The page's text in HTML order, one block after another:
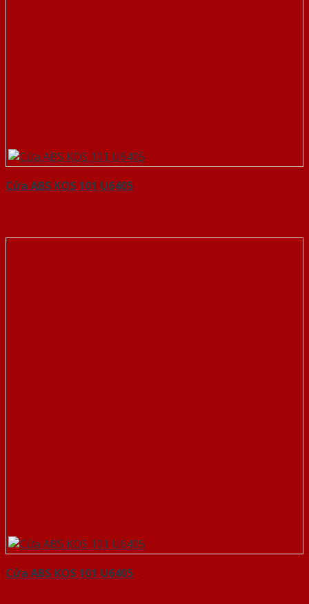
Cửa ABS KOS 101 U6405
Cửa ABS KOS 101 U6405